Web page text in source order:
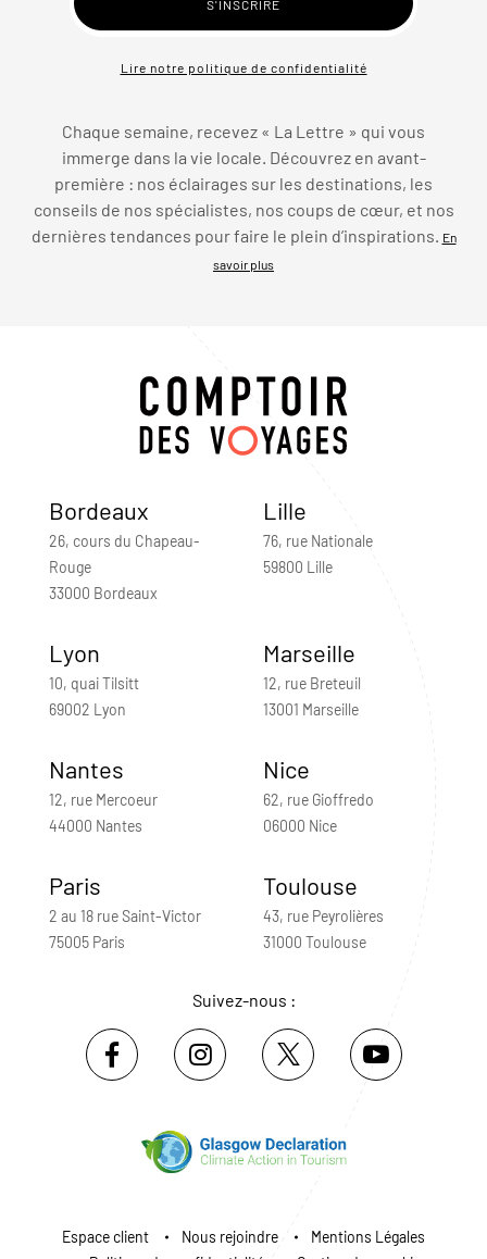
Lire notre politique de confidentialité
Chaque semaine, recevez « La Lettre » qui vous
immerge dans la vie locale. Découvrez en avant-
première : nos éclairages sur les destinations, les
conseils de nos spécialistes, nos coups de cœur, et nos
dernières tendances pour faire le plein d’inspirations. En
savoir plus
Bordeaux
26, cours du Chapeau-
Rouge
33000 Bordeaux
Lille
76, rue Nationale
59800 Lille
Lyon
10, quai Tilsitt
69002 Lyon
Marseille
12, rue Breteuil
13001 Marseille
Nantes
12, rue Mercoeur
44000 Nantes
Nice
62, rue Gioffredo
06000 Nice
Paris
2 au 18 rue Saint-Victor
75005 Paris
Toulouse
43, rue Peyrolières
31000 Toulouse
Suivez-nous :
Espace client Nous rejoindre
Mentions Légales